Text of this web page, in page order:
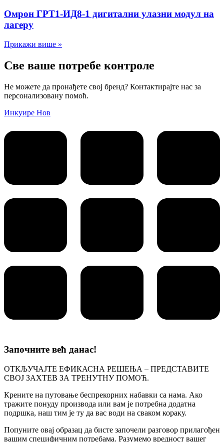
Омрон ГРТ1-ИД8-1 дигитални улазни модул на
лагеру
Прикажи више »
Све ваше потребе контроле
Не можете да пронађете свој бренд? Контактирајте нас за
персонализовану помоћ.
Инкуире Нов
Започните већ данас!
ОТКЉУЧАЈТЕ ЕФИКАСНА РЕШЕЊА – ПРЕДСТАВИТЕ
СВОЈ ЗАХТЕВ ЗА ТРЕНУТНУ ПОМОЋ.
Крените на путовање беспрекорних набавки са нама. Ако
тражите понуду производа или вам је потребна додатна
подршка, наш тим је ту да вас води на сваком кораку.
Попуните овај образац да бисте започели разговор прилагођен
вашим специфичним потребама. Разумемо вредност вашег